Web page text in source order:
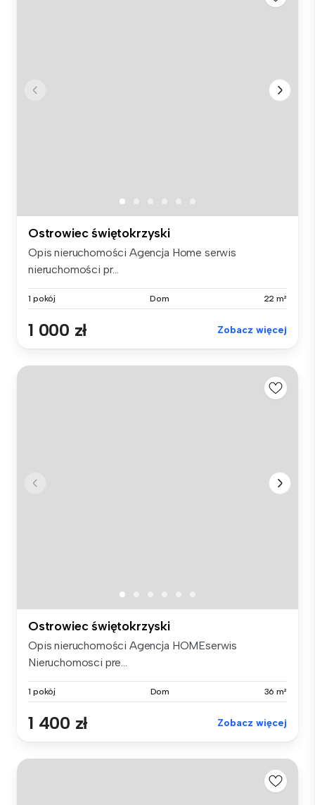
Ostrowiec świętokrzyski
Opis nieruchomości Agencja Home serwis
nieruchomości pr...
1 pokój Dom 22 m²
1 000 zł Zobacz więcej
Ostrowiec świętokrzyski
Opis nieruchomości Agencja HOMEserwis
Nieruchomosci pre...
1 pokój Dom 36 m²
1 400 zł Zobacz więcej